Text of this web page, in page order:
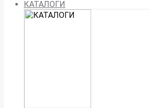
КАТАЛОГИ